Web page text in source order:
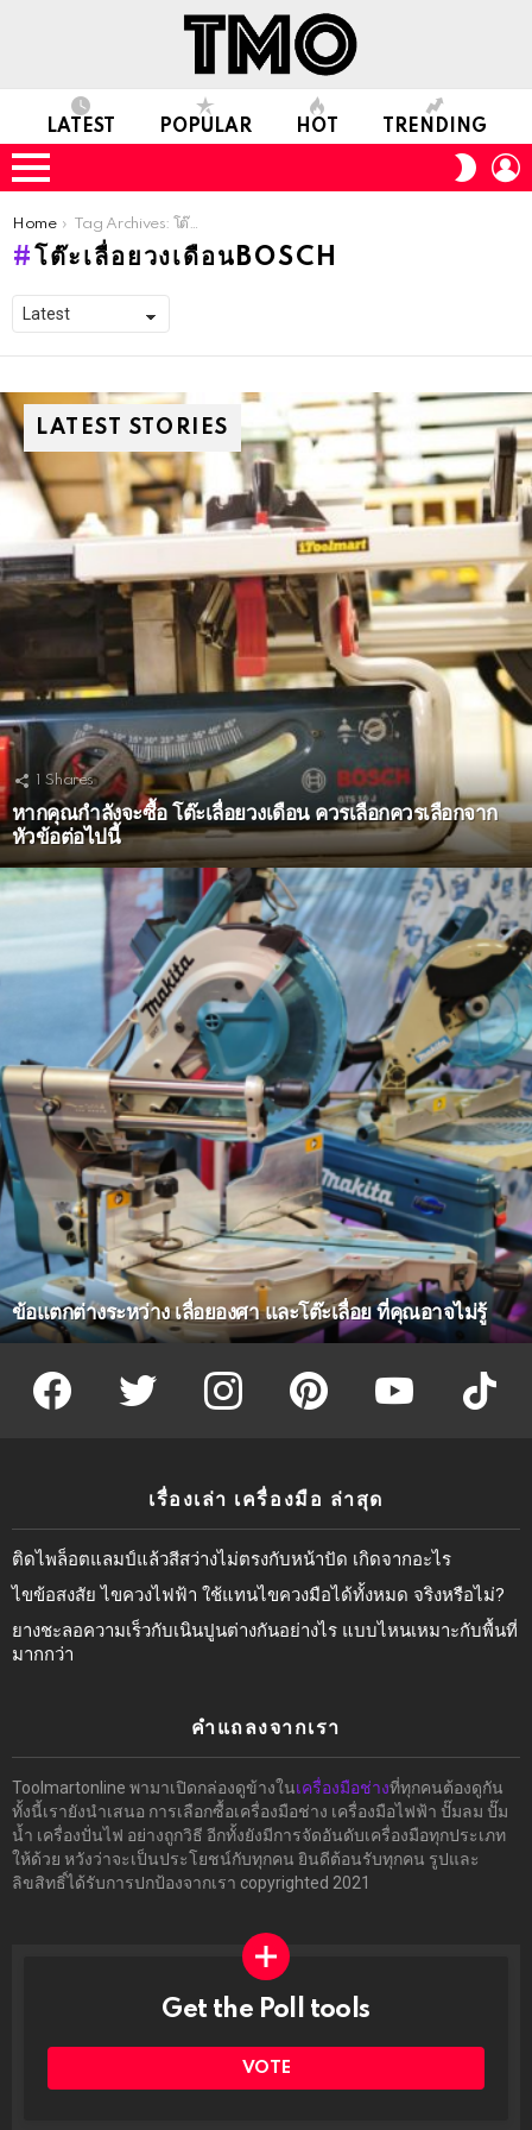
LATEST POPULAR HOT TRENDING
Menu
SKIN
You are here:
Home Tag Archives: โต๊ะเลื่อยวงเดือนBosch
โต๊ะเลื่อยวงเดือนBOSCH
LATEST STORIES
Shares
หากคุณกำลังจะซื้อ โต๊ะเลื่อยวงเดือน ควรเลือกควรเลือกจาก
หัวข้อต่อไปนี้
ข้อแตกต่างระหว่าง เลื่อยองศา และโต๊ะเลื่อย ที่คุณอาจไม่รู้
facebook twitter instagram pinterest youtube tiktok
เรื่องเล่า เครื่องมือ ล่าสุด
ติดไพล็อตแลมป์แล้วสีสว่างไม่ตรงกับหน้าปัด เกิดจากอะไร
ไขข้อสงสัย ไขควงไฟฟ้า ใช้แทนไขควงมือได้ทั้งหมด จริงหรือไม่?
ยางชะลอความเร็วกับเนินปูนต่างกันอย่างไร แบบไหนเหมาะกับพื้นที่
มากกว่า
คำแถลงจากเรา
Toolmartonline พามาเปิดกล่องดูข้างในเครื่องมือช่างที่ทุกคนต้องดูกัน
ทั้งนี้เรายังนำเสนอ การเลือกซื้อเครื่องมือช่าง เครื่องมือไฟฟ้า ปั๊มลม ปั๊ม
น้ำ เครื่องปั่นไฟ อย่างถูกวิธี อีกทั้งยังมีการจัดอันดับเครื่องมือทุกประเภท
ให้ด้วย หวังว่าจะเป็นประโยชน์กับทุกคน ยินดีต้อนรับทุกคน รูปและ
ลิขสิทธิ์ได้รับการปกป้องจากเรา copyrighted 2021
โพล
ได้ที่
Get the Poll tools
VOTE